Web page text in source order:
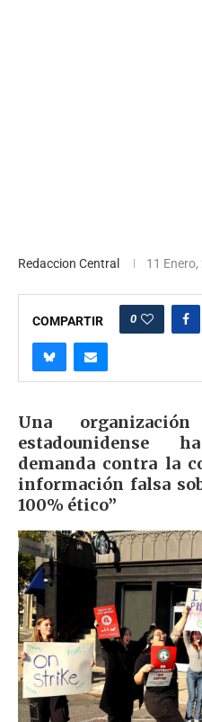
Redaccion Central 11
COMPARTIR 0
Una
estadounidense
demanda contra la
información falsa
100% ético”